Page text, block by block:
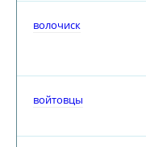
волочиск
войтовцы